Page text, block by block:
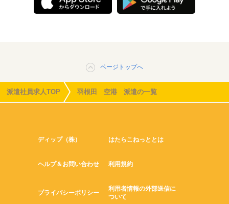
ページトップへ
派遣社員求人TOP 羽根田 空港 派遣の一覧
ディップ（株） はたらこねっととは
ヘルプ＆お問い合わせ 利用規約
プライバシーポリシー
利用者情報の外部送信に
ついて